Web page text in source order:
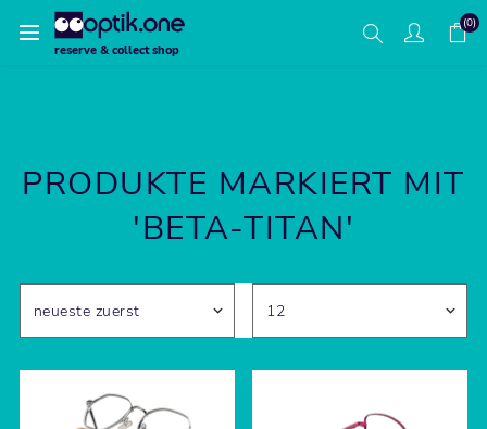
reserve & collect shop
(0)
PRODUKTE MARKIERT MIT
'BETA-TITAN'